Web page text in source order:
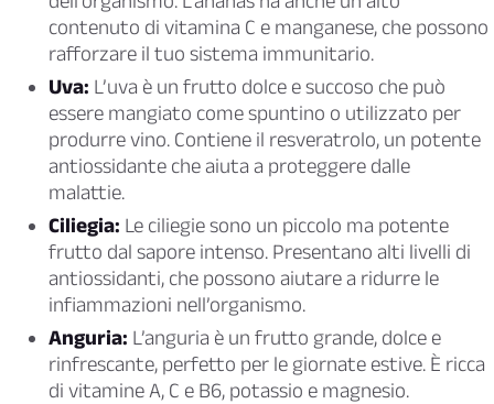
contenuto di vitamina C e manganese, che possono
rafforzare il tuo sistema immunitario.
Uva: L’uva è un frutto dolce e succoso che può
essere mangiato come spuntino o utilizzato per
produrre vino. Contiene il resveratrolo, un potente
antiossidante che aiuta a proteggere dalle
malattie.
Ciliegia: Le ciliegie sono un piccolo ma potente
frutto dal sapore intenso. Presentano alti livelli di
antiossidanti, che possono aiutare a ridurre le
infiammazioni nell’organismo.
Anguria: L’anguria è un frutto grande, dolce e
rinfrescante, perfetto per le giornate estive. È ricca
di vitamine A, C e B6, potassio e magnesio.